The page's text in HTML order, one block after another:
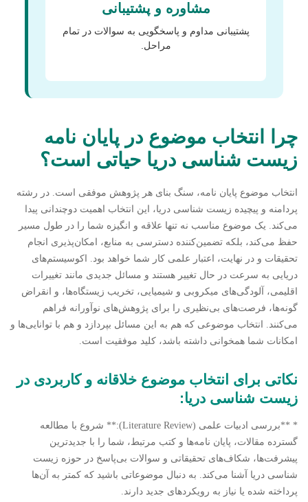
مشاوره و پشتیبانی
پشتیبانی مداوم و پاسخگویی به سوالات در تمام
مراحل.
چرا انتخاب موضوع در پایان نامه
زیست شناسی دریا حیاتی است؟
انتخاب موضوع پایان نامه، سنگ بنای هر پژوهش موفقی است. در رشته
پردامنه و پیچیده زیست شناسی دریا، این انتخاب اهمیت دوچندانی پیدا
می‌کند. یک موضوع مناسب نه تنها علاقه و انگیزه شما را در طول مسیر
حفظ می‌کند، بلکه تضمین‌کننده دسترسی به منابع، امکان‌پذیری انجام
تحقیقات و در نهایت، اعتبار علمی کار شما خواهد بود. اکوسیستم‌های
دریایی به سرعت در حال تغییر هستند و مسائل جدیدی مانند تغییرات
اقلیمی، آلودگی‌های میکروبی و شیمیایی، تخریب زیستگاه‌ها، و انقراض
گونه‌ها، فرصت‌های بی‌نظیری را برای پژوهش‌های نوآورانه فراهم
می‌کنند. انتخاب موضوعی که هم به این مسائل بپردازد و هم با توانایی‌ها و
امکانات شما همخوانی داشته باشد، کلید موفقیت است.
نکاتی برای انتخاب موضوع خلاقانه و کاربردی در
زیست شناسی دریا:
* **بررسی ادبیات علمی (Literature Review):** شروع با مطالعه
گسترده مقالات، پایان نامه‌ها و کتب مرتبط، شما را با جدیدترین
پیشرفت‌ها، شکاف‌های تحقیقاتی و سوالات بی‌پاسخ در حوزه زیست
شناسی دریا آشنا می‌کند. به دنبال موضوعاتی باشید که کمتر به آن‌ها
پرداخته شده یا نیاز به رویکردهای جدید دارند.